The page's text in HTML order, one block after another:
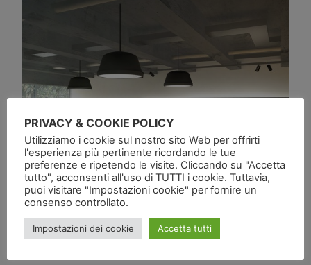
PRIVACY & COOKIE POLICY
Utilizziamo i cookie sul nostro sito Web per offrirti
l'esperienza più pertinente ricordando le tue
preferenze e ripetendo le visite. Cliccando su "Accetta
tutto", acconsenti all'uso di TUTTI i cookie. Tuttavia,
puoi visitare "Impostazioni cookie" per fornire un
consenso controllato.
Impostazioni dei cookie Accetta tutti